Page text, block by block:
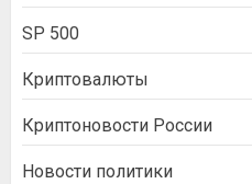
SP 500
Криптовалюты
Криптоновости России
Новости политики